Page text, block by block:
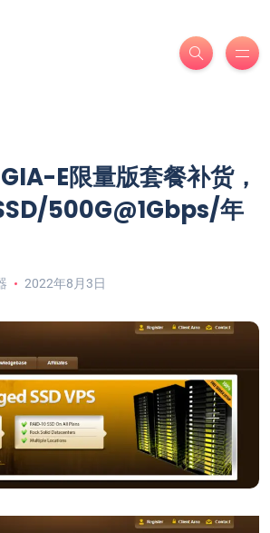
E限量版套餐补货，
500G@1Gbps/年
2022年8月3日